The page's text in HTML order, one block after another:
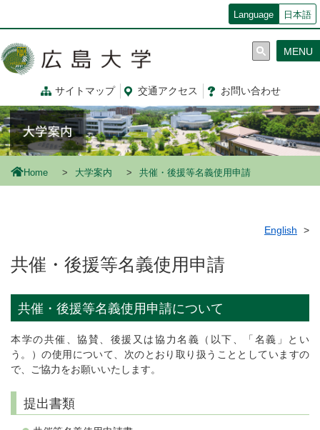
コ
ン
ツ
に
移
動
Language 日本語
サイトマップ 交通アクセス お問い合わせ
MENU
Home 大学案内 共催・後援等名義使用申請
English
共催・後援等名義使用申請
共催・後援等名義使用申請について
本学の共催、協賛、後援又は協力名義（以下、「名義」とい
う。）の使用について、次のとおり取り扱うこととしていますの
で、ご協力をお願いいたします。
提出書類